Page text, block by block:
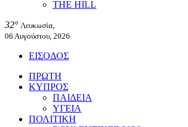
THE HILL
32° Λευκωσία,
06 Αυγούστου, 2026
ΕΙΣΟΔΟΣ
ΠΡΩΤΗ
ΚΥΠΡΟΣ
ΠΑΙΔΕΙΑ
ΥΓΕΙΑ
ΠΟΛΙΤΙΚΗ